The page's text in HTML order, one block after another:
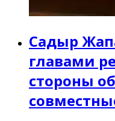
Садыр
главами
стороны